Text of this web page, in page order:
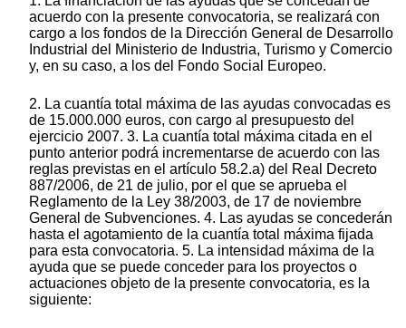
acuerdo con la presente convocatoria, se realizará con
cargo a los fondos de la Dirección General de Desarrollo
Industrial del Ministerio de Industria, Turismo y Comercio
y, en su caso, a los del Fondo Social Europeo.
2. La cuantía total máxima de las ayudas convocadas es
de 15.000.000 euros, con cargo al presupuesto del
ejercicio 2007. 3. La cuantía total máxima citada en el
punto anterior podrá incrementarse de acuerdo con las
reglas previstas en el artículo 58.2.a) del Real Decreto
887/2006, de 21 de julio, por el que se aprueba el
Reglamento de la Ley 38/2003, de 17 de noviembre
General de Subvenciones. 4. Las ayudas se concederán
hasta el agotamiento de la cuantía total máxima fijada
para esta convocatoria. 5. La intensidad máxima de la
ayuda que se puede conceder para los proyectos o
actuaciones objeto de la presente convocatoria, es la
siguiente: